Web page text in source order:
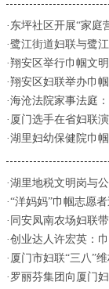
·东坪社区开展“家庭
·鹭江街道妇联与鹭
·翔安区举行巾帼文
·翔安区妇联举办巾
·海沧法院家事法庭
·厦门选手在省妇联
·湖里妇幼保健院巾
·湖里地税文明岗与
·“洋妈妈”巾帼志愿
·同安凤南农场妇联
·创业达人许宏英：
·厦门市妇联“三八”
·罗丽芬集团向厦门